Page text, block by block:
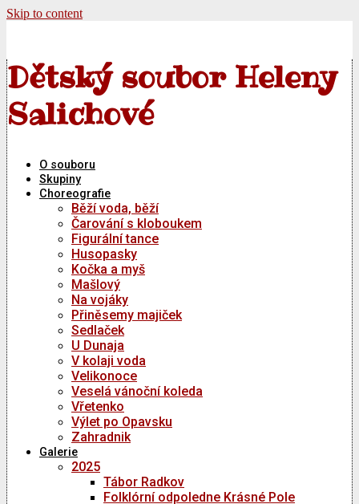
Skip to content
Dětský soubor Heleny
Salichové
O souboru
Skupiny
Choreografie
Běží voda, běží
Čarování s kloboukem
Figurální tance
Husopasky
Kočka a myš
Mašlový
Na vojáky
Přiněsemy majiček
Sedlaček
U Dunaja
V kolaji voda
Velikonoce
Veselá vánoční koleda
Vřetenko
Výlet po Opavsku
Zahradnik
Galerie
2025
Tábor Radkov
Folklórní odpoledne Krásné Pole